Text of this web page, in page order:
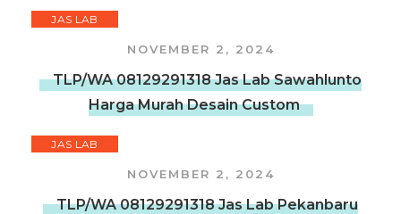
JAS LAB
NOVEMBER 2, 2024
TLP/WA 08129291318 Jas Lab Sawahlunto
Harga Murah Desain Custom
JAS LAB
NOVEMBER 2, 2024
TLP/WA 08129291318 Jas Lab Pekanbaru